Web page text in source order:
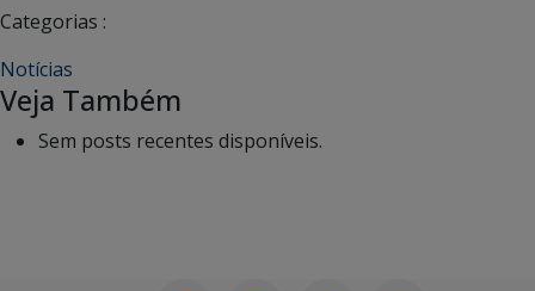
Categorias :
Notícias
Veja Também
Sem posts recentes disponíveis.